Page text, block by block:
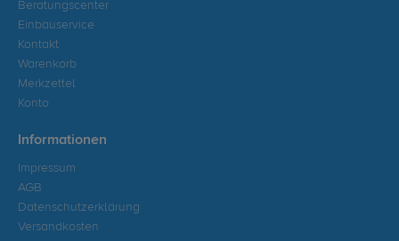
Beratungscenter
Einbauservice
Kontakt
Warenkorb
Merkzettel
Konto
Informationen
Impressum
AGB
Datenschutzerklärung
Versandkosten